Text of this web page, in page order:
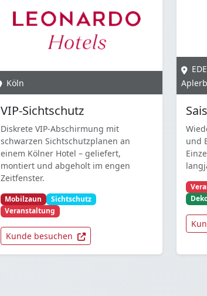
Köln
VIP-Sichtschutz
Diskrete VIP-Abschirmung mit
schwarzen Sichtschutzplanen an
einem Kölner Hotel – geliefert,
montiert und abgeholt im engen
Zeitfenster.
Mobilzaun
Sichtschutz
Veranstaltung
Kunde besuchen
und